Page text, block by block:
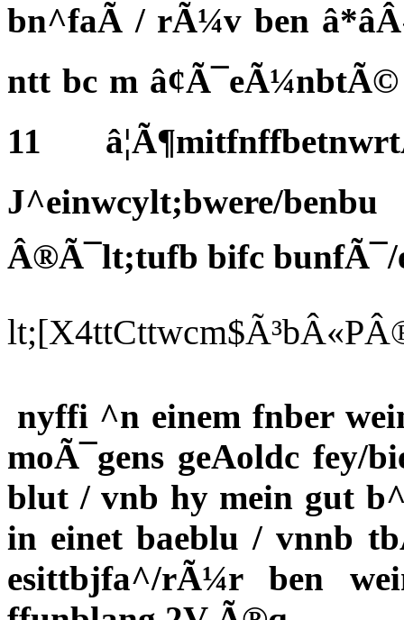
bn^faÃ / rÃ¼v ben
ntt bc m
11
J^einwcylt;bwere/
Â®Ã¯lt;tufb bifc
nyffi ^n einem fnber
moÃ¯gens geAoldc fey/
blut / vnb hy mein gut
in einet baeblu / vnnb
esittbjfa^/rÃ¼r ben